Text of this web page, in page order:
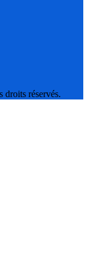
réservés.